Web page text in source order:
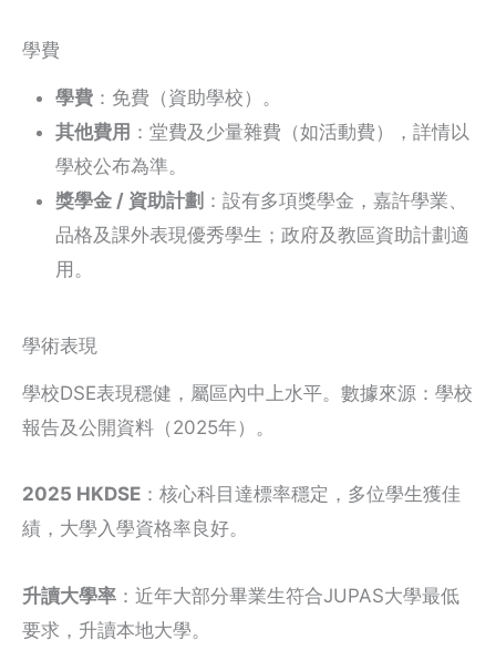
學費
學費 ：免費（資助學校）。
其他費用 ：堂費及少量雜費（如活動費），詳情以
學校公布為準。
獎學金 / 資助計劃 ：設有多項獎學金，嘉許學業、
品格及課外表現優秀學生；政府及教區資助計劃適
用。
學術表現
學校DSE表現穩健，屬區內中上水平。數據來源：學校
報告及公開資料（2025年）。
2025 HKDSE ：核心科目達標率穩定，多位學生獲佳
績，大學入學資格率良好。
升讀大學率 ：近年大部分畢業生符合JUPAS大學最低
要求，升讀本地大學。